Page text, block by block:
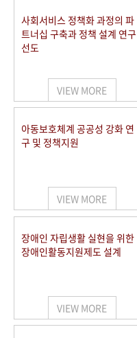
사회서비스 정책화 과정의 파
트너십 구축과 정책 설계 연구
선도
VIEW MORE
아동보호체계 공공성 강화 연
구 및 정책지원
VIEW MORE
장애인 자립생활 실현을 위한
장애인활동지원제도 설계
VIEW MORE